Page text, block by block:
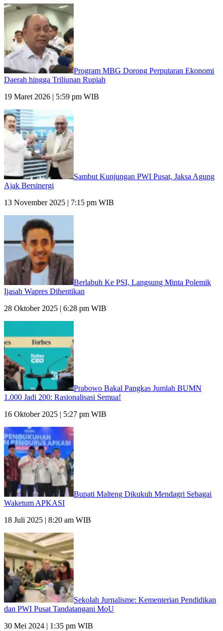
Program MBG Dorong Perputaran Ekonomi
Daerah hingga Triliunan Rupiah
19 Maret 2026 | 5:59 pm WIB
Sambut Kunjungan PWI Pusat, Jaksa Agung
Ajak Bersinergi
13 November 2025 | 7:15 pm WIB
Berlabuh Ke PSI, Langsung Minta Polemik
Ijasah Wapres Dihentikan
28 Oktober 2025 | 6:28 pm WIB
Prabowo Bakal Pangkas Jumlah BUMN
1.000 Jadi 200: Rasionalisasi Semua!
16 Oktober 2025 | 5:27 pm WIB
Bupati Malteng Dikukuh Mendagri Sebagai
Waketum APKASI
18 Juli 2025 | 8:20 am WIB
Sekolah Jurnalisme: Kementerian Pendidikan
dan PWI Pusat Tandatangani MoU
30 Mei 2024 | 1:35 pm WIB